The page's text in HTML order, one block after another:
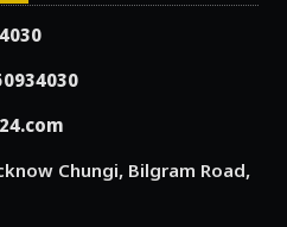
Chungi, Bilgram Road,